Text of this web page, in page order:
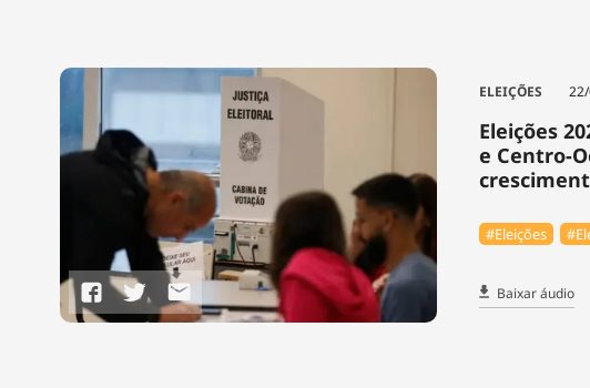
ELEIÇÕES
Eleições
e Centro-
#Eleições
Baixar áudio